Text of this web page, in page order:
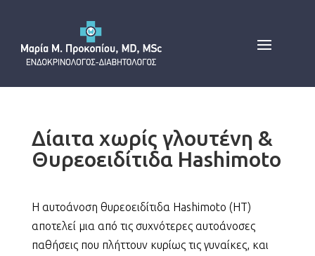
Δίαιτα χωρίς γλουτένη &
Θυρεοειδίτιδα Hashimoto
Η αυτοάνοση θυρεοειδίτιδα Hashimoto (HT)
αποτελεί μια από τις συχνότερες αυτοάνοσες
παθήσεις που πλήττουν κυρίως τις γυναίκες, και